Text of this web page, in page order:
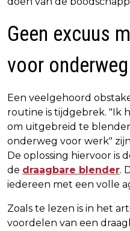
Geen excuus
voor onderweg
Een veelgehoord
routine is tijdgebrek. "Ik
om uitgebreid te
onderweg voor werk"
De oplossing hiervoor is
de draagbare blender.
iedereen met een volle
Zoals te lezen is in het
voordelen van een